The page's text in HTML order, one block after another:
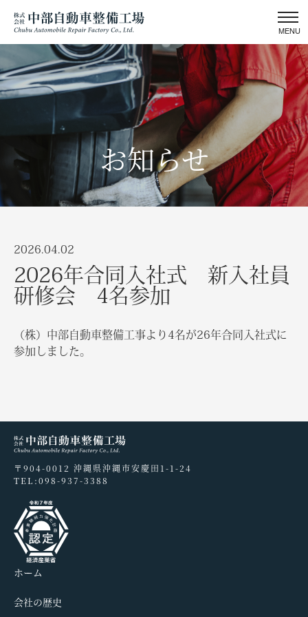
MENU
お知らせ
2026.04.02
2026年合同入社式 新入社員
研修会 4名参加
（株）中部自動車整備工事より4名が26年合同入社式に
参加しました。
〒904-0012 沖縄県沖縄市安慶田1-1-24
TEL:098-937-3388
ホーム
会社の歴史